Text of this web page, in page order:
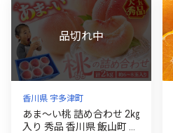
香川県 宇多津町
あま～い桃 詰め合わせ 2㎏
入り 秀品 香川県 飯山町 最